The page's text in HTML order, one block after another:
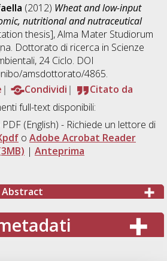
(2012) Wheat and low-input
nutritional and nutraceutical
thesis], Alma Mater Studiorum
Dottorato di ricerca in Scienze
, 24 Ciclo. DOI
amsdottorato/4865.
Condividi
Citato da
full-text disponibili:
(English) - Richiede un lettore di
o Adobe Acrobat Reader
| Anteprima
Abstract